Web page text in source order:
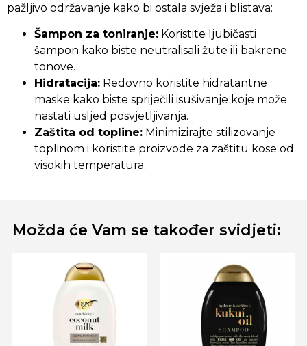
pažljivo održavanje kako bi ostala svježa i blistava:
Šampon za toniranje: Koristite ljubičasti
šampon kako biste neutralisali žute ili bakrene
tonove.
Hidratacija: Redovno koristite hidratantne
maske kako biste spriječili isušivanje koje može
nastati usljed posvjetljivanja.
Zaštita od topline: Minimizirajte stilizovanje
toplinom i koristite proizvode za zaštitu kose od
visokih temperatura.
Možda će Vam se također svidjeti: